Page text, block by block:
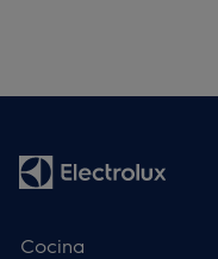
Cocina